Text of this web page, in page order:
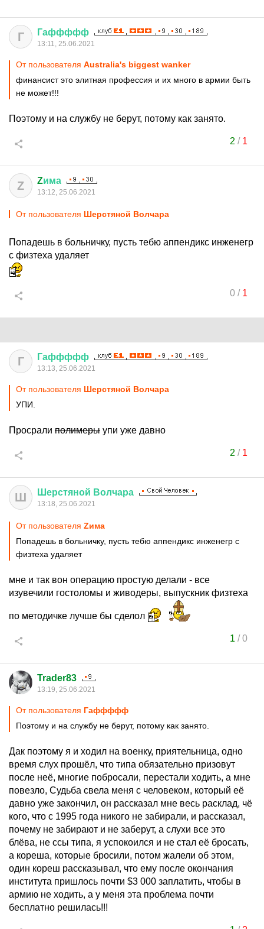
Г Гаффффф
13:11, 25.06.2021
От пользователя Australia's biggest wanker
финансист это элитная профессия и их много в армии быть
не может!!!
Поэтому и на службу не берут, потому как занято.
2 / 1
Z Zима
13:12, 25.06.2021
От пользователя Шерстяной Волчара
Попадешь в больничку, пусть тебю аппендикс инженегр
с физтеха удаляет
0/ 1
Г Гаффффф
13:13, 25.06.2021
От пользователя Шерстяной Волчара
УПИ.
Просрали полимеры упи уже давно
2 / 1
Ш Шерстяной Волчара
13:18, 25.06.2021
От пользователя Zима
Попадешь в больничку, пусть тебю аппендикс инженегр с
физтеха удаляет
мне и так вон операцию простую делали - все
изувечили гостоломы и живодеры, выпускник физтеха
по методичке лучше бы сделол
1 /0
Trader83
13:19, 25.06.2021
От пользователя Гаффффф
Поэтому и на службу не берут, потому как занято.
Дак поэтому я и ходил на военку, приятельница, одно
время слух прошёл, что типа обязательно призовут
после неё, многие побросали, перестали ходить, а мне
повезло, Судьба свела меня с человеком, который её
давно уже закончил, он рассказал мне весь расклад, чё
кого, что с 1995 года никого не забирали, и рассказал,
почему не забирают и не заберут, а слухи все это
блёва, не ссы типа, я успокоился и не стал её бросать,
а кореша, которые бросили, потом жалели об этом,
один кореш рассказывал, что ему после окончания
института пришлось почти $3 000 заплатить, чтобы в
армию не ходить, а у меня эта проблема почти
бесплатно решилась!!!